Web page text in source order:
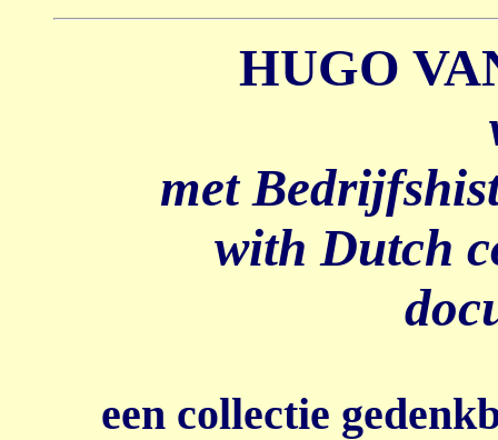
HUGO
met
with Dutch
een collectie